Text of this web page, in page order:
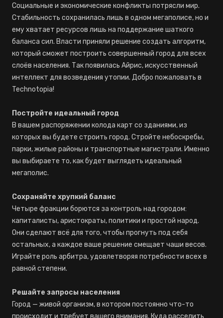
Социальные и экономические конфликты потрясли мир.
Стабильность сохранилась лишь в одном мегаполисе, но и
ему хватает ресурсов лишь на поддержание шаткого
баланса сил. Власти приняли решение создать алгоритм,
который сможет построить совершенный город для всех
слоёв населения. Так появилась Айрис, искусственный
интеллект для возведения утопии. Добро пожаловать в
Technotopia!
Постройте идеальный город
В вашем распоряжении колода карт со зданиями, из
которых вы будете строить город. Стройте небоскребы,
парки, жилые районы и транспортные магистрали. Именно
вы выбираете то, как будет выглядеть идеальный
мегаполис.
Сохраняйте хрупкий баланс
Четыре фракции борются за контроль над городом:
капиталисты, аристократы, политики и простой народ.
Они сделают всё для того, чтобы прогнуть под себя
остальных, а каждое ваше решение смещает чаши весов.
Играйте роль арбитра, удовлетворяя потребности всех в
равной степени.
Решайте запросы населения
Город — живой организм, в котором постоянно что-то
происходит и требует вашего внимания. Куда расселить